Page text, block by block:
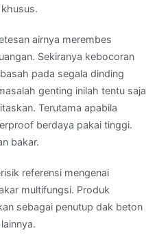
airnya merembes
Sekiranya kebocoran
pada segala dinding
genting inilah tentu saja
Terutama apabila
berdaya pakai tinggi.
bakar.
referensi mengenai
multifungsi. Produk
sebagai penutup dak beton